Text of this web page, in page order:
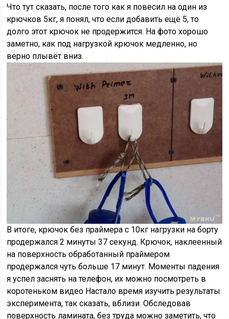
Что тут сказать, после того как я повесил на один из
крючков 5кг, я понял, что если добавить ещё 5, то
долго этот крючок не продержится. На фото хорошо
заметно, как под нагрузкой крючок медленно, но
верно плывёт вниз.
В итоге, крючок без праймера с 10кг нагрузки на борту
продержался 2 минуты 37 секунд. Крючок, наклеенный
на поверхность обработанный праймером
продержался чуть больше 17 минут. Моменты падения
я успел заснять на телефон, их можно посмотреть в
коротеньком видео Настало время изучить результаты
эксперимента, так сказать, вблизи. Обследовав
поверхность ламината, без труда можно заметить, что